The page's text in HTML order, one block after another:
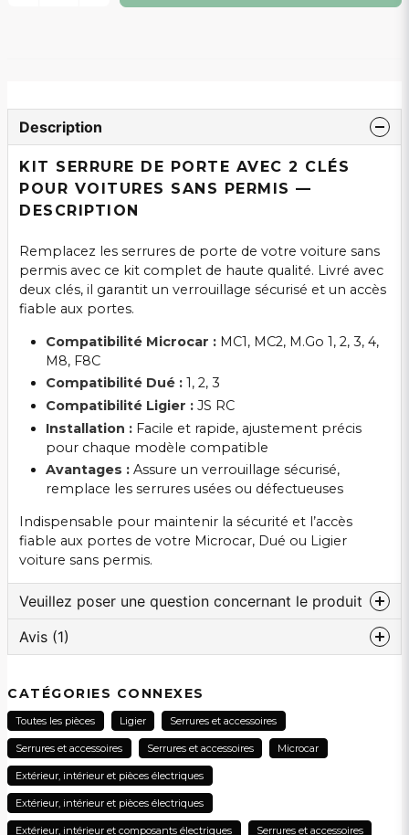
Description
KIT SERRURE DE PORTE AVEC 2 CLÉS
POUR VOITURES SANS PERMIS —
DESCRIPTION
Remplacez les serrures de porte de votre voiture sans
permis avec ce kit complet de haute qualité. Livré avec
deux clés, il garantit un verrouillage sécurisé et un accès
fiable aux portes.
Compatibilité Microcar :MC1, MC2, M.Go 1, 2, 3, 4,
M8, F8C
Compatibilité Dué :1, 2, 3
Compatibilité Ligier :JS RC
Installation :Facile et rapide, ajustement précis
pour chaque modèle compatible
Avantages :Assure un verrouillage sécurisé,
remplace les serrures usées ou défectueuses
Indispensable pour maintenir la sécurité et l’accès
fiable aux portes de votre Microcar, Dué ou Ligier
voiture sans permis.
Veuillez poser une question concernant le produit
question
Veuillez nous contacter au sujet de ce produit...
name
Nom
email
Adresse électronique
Avis (1)
Anonyme
CATÉGORIES CONNEXES
Toutes les pièces Ligier Serrures et accessoires
Serrures et accessoires Serrures et accessoires Microcar
Extérieur, intérieur et pièces électriques
Extérieur, intérieur et pièces électriques
Extérieur, intérieur et composants électriques Serrures et accessoires